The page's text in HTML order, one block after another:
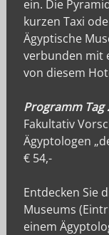
ein. Die
kurzen Taxi
Ägyptische
verbunden mit
von diesem
Programm Tag
Fakultativ
Ägyptologen
€ 54,-
Entdecken Sie
Museums
einem